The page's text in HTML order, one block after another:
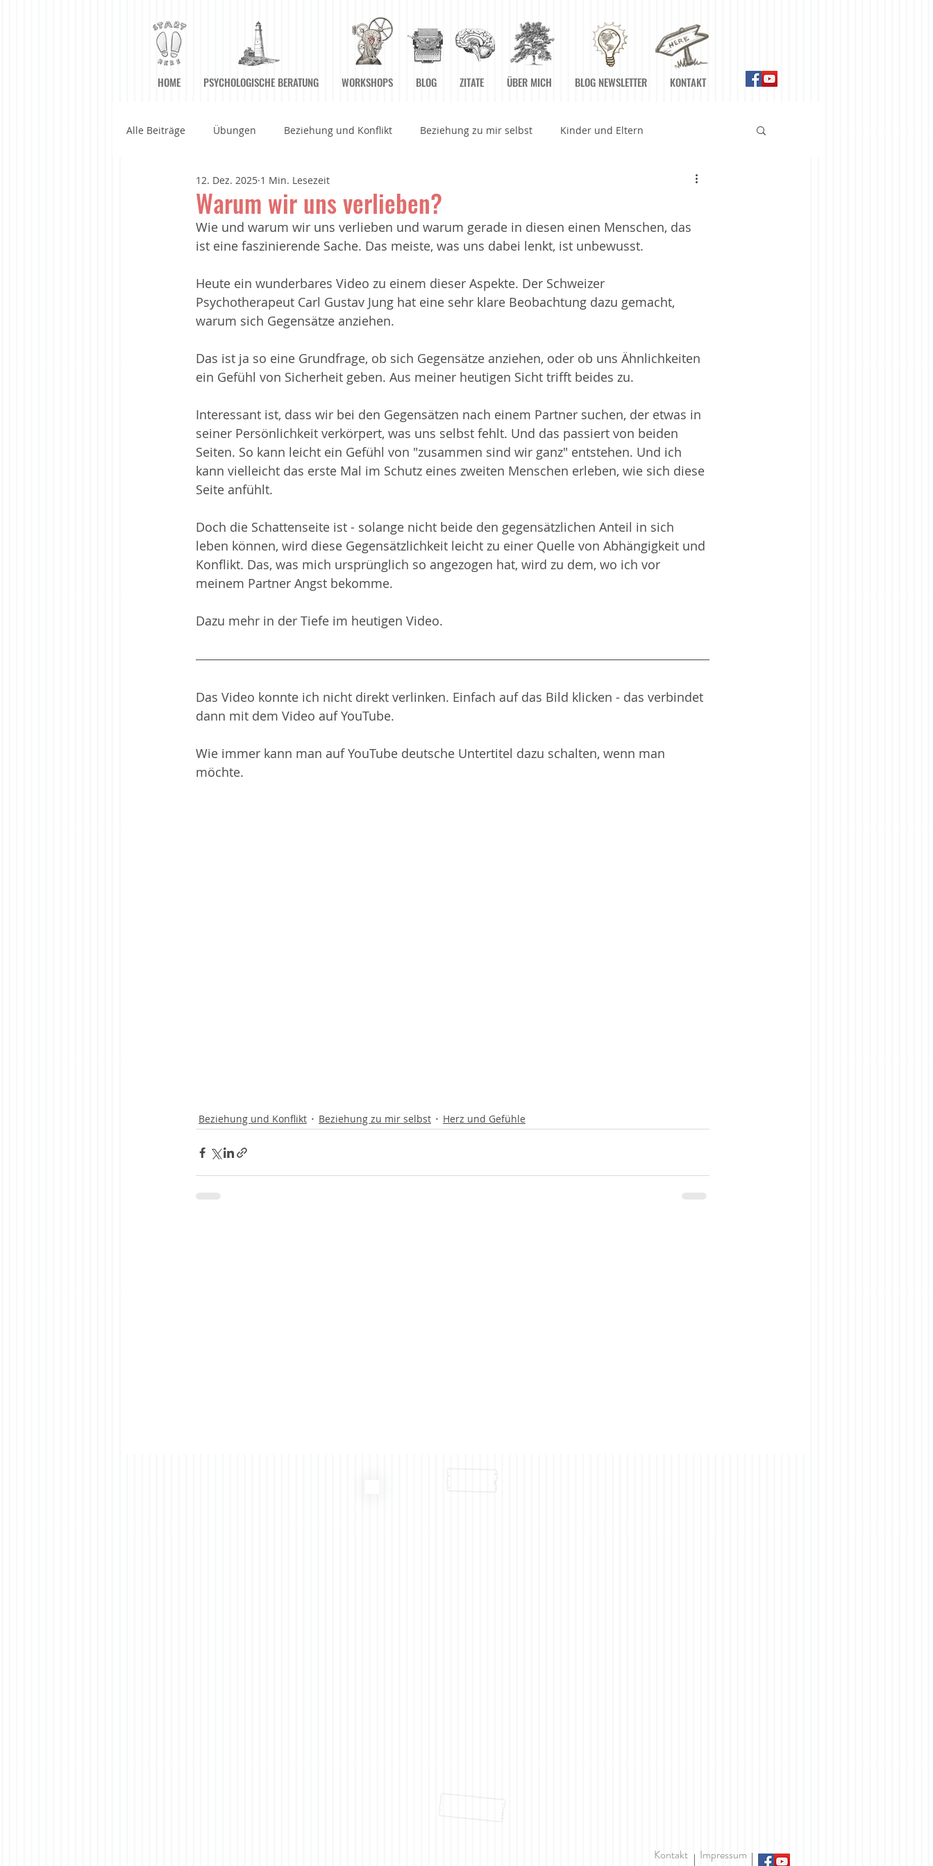
HOME PSYCHOLOGISCHE BERATUNG WORKSHOPS BLOG ZITATE ÜBER MICH BLOG NEWSLETTER KONTAKT
Alle Beiträge Übungen Beziehung und Konflikt Beziehung zu mir selbst Kinder und Eltern
Achtsame Kommunikation Arbeitswelt Ernährung
Geführte Meditationen Grenzen Grundpfeiler der Achtsamkeit Herz und Gefühle
Haltung der Achtsamkeit Im Augenblick Sein Körper Medien Meditationen Meditationshilfen
Meinen Weg finden Paarbeziehung Sucht Stress Veränderung und Krise Zugehörigkeit
Zur Ruhe kommen
Warum wir uns verlieben?
12. Dez. 2025 1 Min. Lesezeit
Wie und warum wir uns verlieben und warum gerade in diesen einen Menschen, das
ist eine faszinierende Sache. Das meiste, was uns dabei lenkt, ist unbewusst.
Heute ein wunderbares Video zu einem dieser Aspekte. Der Schweizer
Psychotherapeut Carl Gustav Jung hat eine sehr klare Beobachtung dazu gemacht,
warum sich Gegensätze anziehen.
Das ist ja so eine Grundfrage, ob sich Gegensätze anziehen, oder ob uns Ähnlichkeiten
ein Gefühl von Sicherheit geben. Aus meiner heutigen Sicht trifft beides zu.
Interessant ist, dass wir bei den Gegensätzen nach einem Partner suchen, der etwas in
seiner Persönlichkeit verkörpert, was uns selbst fehlt. Und das passiert von beiden
Seiten. So kann leicht ein Gefühl von "zusammen sind wir ganz" entstehen. Und ich
kann vielleicht das erste Mal im Schutz eines zweiten Menschen erleben, wie sich diese
Seite anfühlt.
Doch die Schattenseite ist - solange nicht beide den gegensätzlichen Anteil in sich
leben können, wird diese Gegensätzlichkeit leicht zu einer Quelle von Abhängigkeit und
Konflikt. Das, was mich ursprünglich so angezogen hat, wird zu dem, wo ich vor
meinem Partner Angst bekomme.
Dazu mehr in der Tiefe im heutigen Video.
Das Video konnte ich nicht direkt verlinken. Einfach auf das Bild klicken - das verbindet
dann mit dem Video auf YouTube.
Wie immer kann man auf YouTube deutsche Untertitel dazu schalten, wenn man
möchte.
Beziehung und Konflikt Beziehung zu mir selbst Herz und Gefühle
Kontakt Impressum